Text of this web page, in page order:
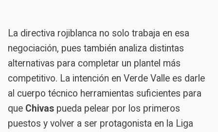
La directiva rojiblanca no solo trabaja en esa
negociación, pues también analiza distintas
alternativas para completar un plantel más
competitivo. La intención en Verde Valle es darle
al cuerpo técnico herramientas suficientes para
que Chivas pueda pelear por los primeros
puestos y volver a ser protagonista en la Liga